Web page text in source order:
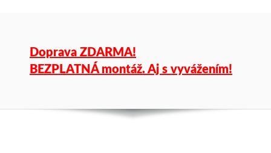
Doprava ZDARMA!
BEZPLATNÁ montáž. Aj s vyvážením!